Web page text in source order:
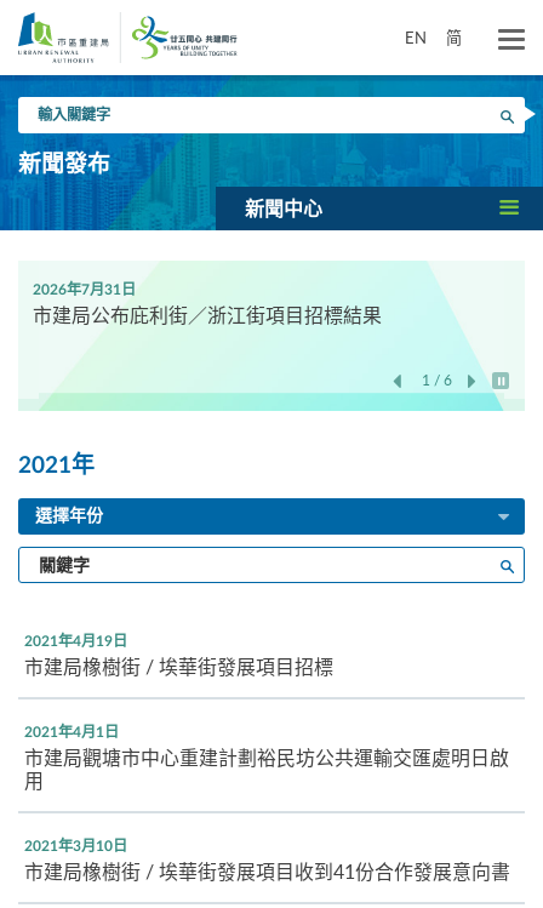
要
EN 简
入
關
鍵
搜尋
新聞發布
新聞中心
2026年7月31日
市建局公布庇利街／浙江街項目招標結果
1 / 6
開始/
2021年
選擇年份
輸
入
鍵
字
2021年4月19日
市建局橡樹街 / 埃華街發展項目招標
2021年4月1日
市建局觀塘市中心重建計劃裕民坊公共運輸交匯處明日啟
用
2021年3月10日
市建局橡樹街 / 埃華街發展項目收到41份合作發展意向書